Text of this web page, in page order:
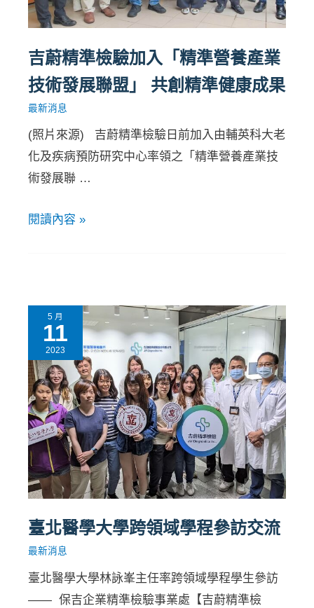
吉蔚精準檢驗加入「精準營養產業
技術發展聯盟」 共創精準健康成果
最新消息
(照片來源) 吉蔚精準檢驗日前加入由輔英科大老
化及疾病預防研究中心率領之「精準營養產業技
術發展聯 …
閱讀內容 »
5 月
11
2023
臺北醫學大學跨領域學程參訪交流
最新消息
臺北醫學大學林詠峯主任率跨領域學程學生參訪
—— 󠀠󠀠󠀠 保吉企業精準檢驗事業處【吉蔚精準檢